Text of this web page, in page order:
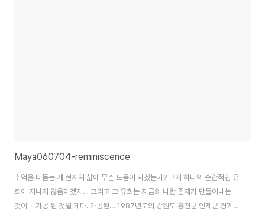
Maya060704-reminiscence
추억을 더듬는 게 현재의 삶에 무슨 도움이 되겠는가? 그저 하나의 순간적인 유
희에 지나지 않음이겠지… 그리고 그 유희는 지금의 나란 존재가 만들어내는
것이니 가공 된 것일 게다. 가공된… 1987년도의 강원도 홍천군 인제군 경계,